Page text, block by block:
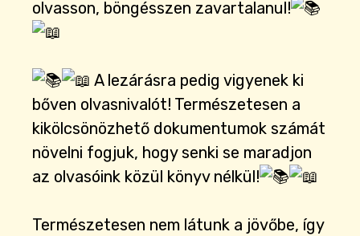
olvasson, böngésszen zavartalanul!
A lezárásra pedig vigyenek ki
bőven olvasnivalót! Természetesen a
kikölcsönözhető dokumentumok számát
növelni fogjuk, hogy senki se maradjon
az olvasóink közül könyv nélkül!
Természetesen nem látunk a jövőbe, így